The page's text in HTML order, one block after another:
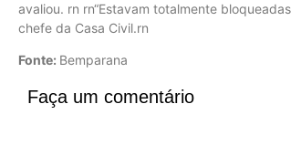
avaliou. rn rn“Estavam totalmente
chefe da Casa Civil.rn
Fonte: Bemparana
Faça um comentário